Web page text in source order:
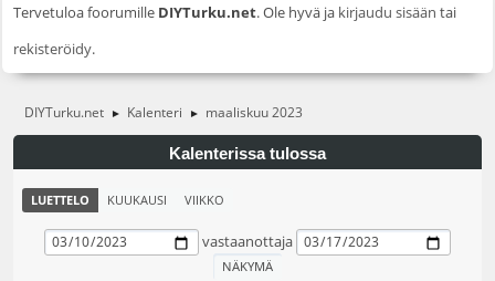
Tervetuloa foorumille DIYTurku.net. Ole hyvä ja kirjaudu sisään tai
rekisteröidy.
DIYTurku.net ► Kalenteri ► maaliskuu 2023
Kalenterissa tulossa
LUETTELO KUUKAUSI VIIKKO
vastaanottaja